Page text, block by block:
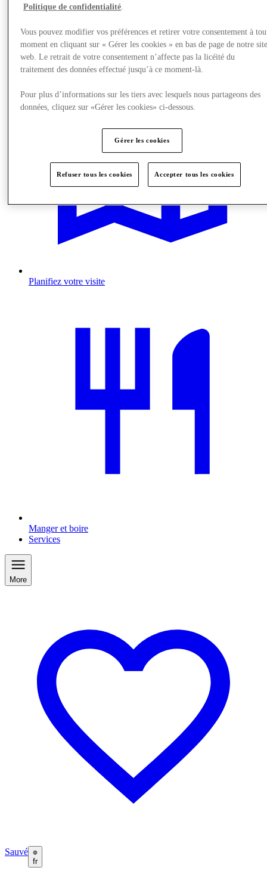
Offre
Planifiez votre visite
Manger et boire
Services
More
Sauvé
fr
Politique de confidentialité.
Vous pouvez modifier vos préférences et retirer votre consentement à
moment en cliquant sur « Gérer les cookies » en bas de page de notre
web. Le retrait de votre consentement n’affecte pas la licéité du
traitement des données effectué jusqu’à ce moment-là.
Pour plus d’informations sur les tiers avec lesquels nous partageons des
données, cliquez sur «Gérer les cookies» ci-dessous.
Gérer les cookies
Refuser tous les cookies Accepter tous les cookies